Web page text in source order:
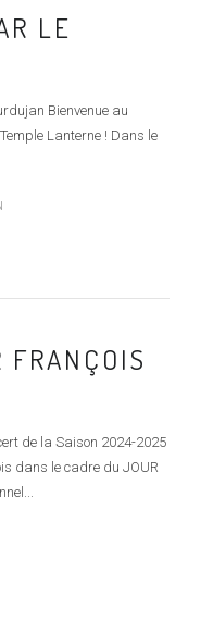
LE
Bienvenue au
Lanterne ! Dans le
FRANÇOIS
de la Saison 2024-2025
dans le cadre du JOUR